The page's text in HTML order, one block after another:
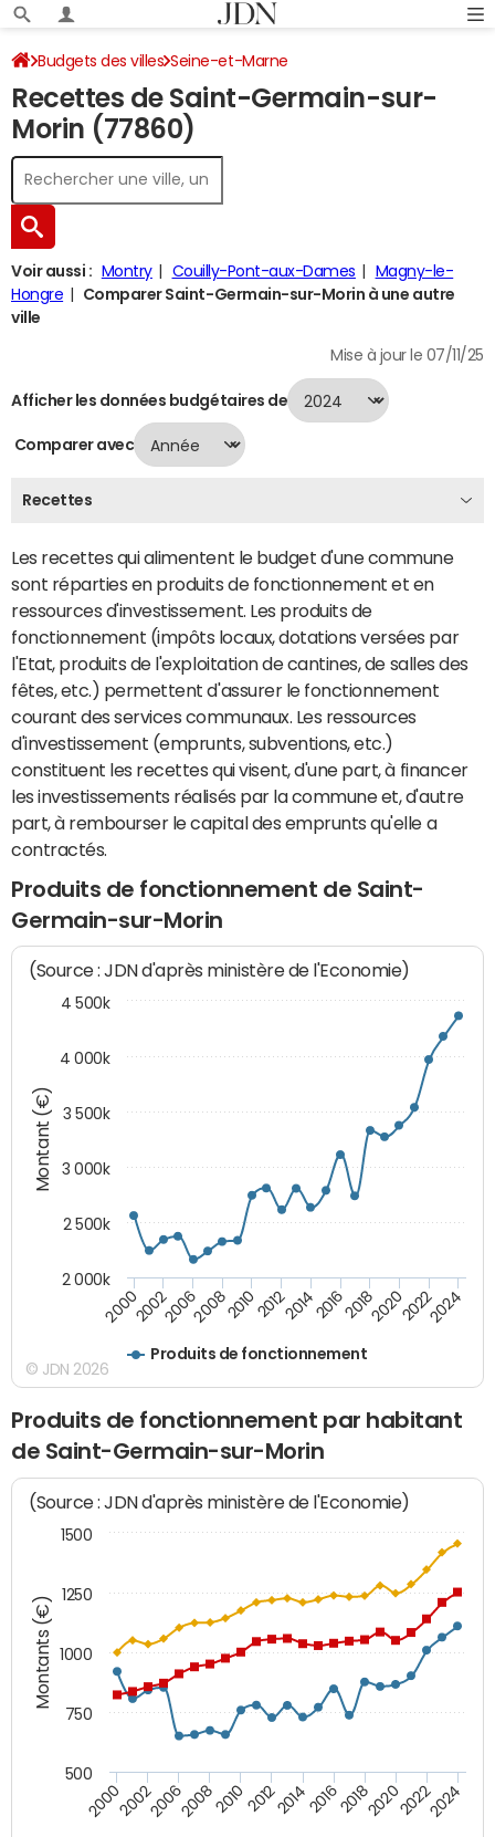
Budgets des villes Seine-et-Marne
Saint-Germain-sur-Morin Recettes 2024
Recettes de Saint-Germain-sur-
Morin (77860)
Voir aussi : Montry Couilly-Pont-aux-Dames
Magny-le-
Hongre
Comparer Saint-Germain-sur-Morin à une autre
ville
Mise à jour le 07/11/25
Afficher les données budgétaires de
Comparer avec
Recettes
Les recettes qui alimentent le budget d'une commune
sont réparties en produits de fonctionnement et en
ressources d'investissement. Les produits de
fonctionnement (impôts locaux, dotations versées par
l'Etat, produits de l'exploitation de cantines, de salles des
fêtes, etc.) permettent d'assurer le fonctionnement
courant des services communaux. Les ressources
d'investissement (emprunts, subventions, etc.)
constituent les recettes qui visent, d'une part, à financer
les investissements réalisés par la commune et, d'autre
part, à rembourser le capital des emprunts qu'elle a
contractés.
Produits de fonctionnement de Saint-
Germain-sur-Morin
Montant (€)
(Source : JDN d'après ministère de l'Economie)
Produits de fonctionnement
200020022006200820102012201420162018202020222024
2 000k
2 500k
3 000k
3 500k
4 000k
4 500k
© JDN 2026
Produits de fonctionnement par habitant
de Saint-Germain-sur-Morin
Montants (€)
(Source : JDN d'après ministère de l'Economie)
200020022006200820102012201420162018202020222024
500
750
1000
1250
1500